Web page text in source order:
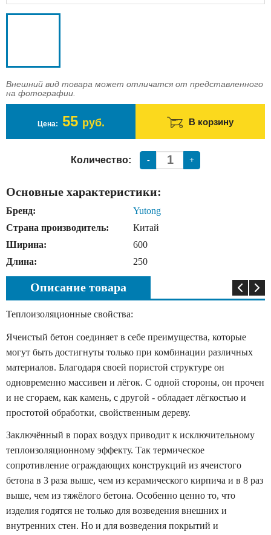
Внешний вид товара может отличатся от представленного
на фотографии.
Цена: 55 руб. В корзину
Количество: - +
Основные характеристики:
Бренд:
Yutong
Страна производитель:
Китай
Ширина:
600
Длина:
250
Описание товара
Теплоизоляционные свойства:
Ячеистый бетон соединяет в себе преимущества, которые
могут быть достигнуты только при комбинации различных
материалов. Благодаря своей пористой структуре он
одновременно массивен и лёгок. С одной стороны, он прочен
и не сгораем, как камень, с другой - обладает лёгкостью и
простотой обработки, свойственным дереву.
Заключённый в порах воздух приводит к исключительному
теплоизоляционному эффекту. Так термическое
сопротивление ограждающих конструкций из ячеистого
бетона в 3 раза выше, чем из керамического кирпича и в 8 раз
выше, чем из тяжёлого бетона. Особенно ценно то, что
изделия годятся не только для возведения внешних и
внутренних стен. Но и для возведения покрытий и